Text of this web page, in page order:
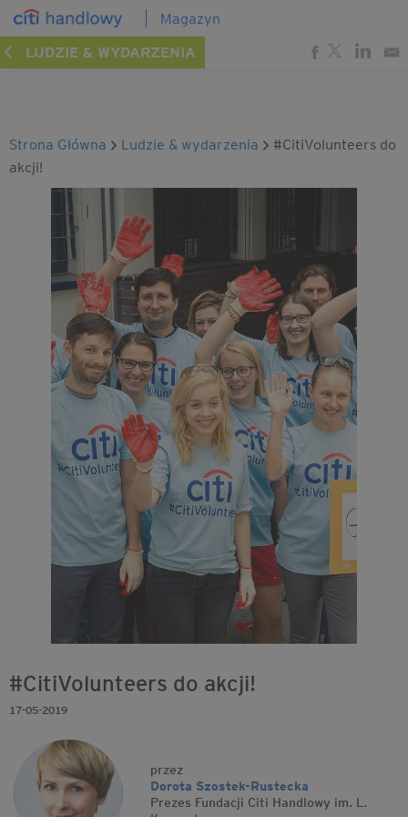
Magazyn
Strona Główna ludzie & wydarzenia
#CitiVolunteers do
akcji!
LUDZIE & WYDARZENIA
#CitiVolunteers do akcji!
17-05-2019
przez
Dorota Szostek-Rustecka
Prezes Fundacji Citi Handlowy im. L.